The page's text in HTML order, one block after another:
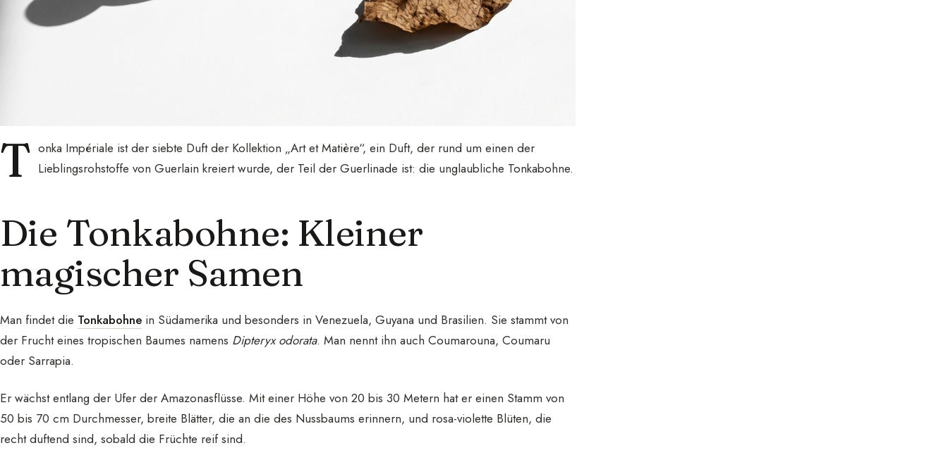
T onka Impériale ist der siebte Duft der Kollektion „Art et Matière“, ein Duft, der rund um einen der
Lieblingsrohstoffe von Guerlain kreiert wurde, der Teil der Guerlinade ist: die unglaubliche Tonkabohne.
Die Tonkabohne: Kleiner
magischer Samen
Man findet die Tonkabohne in Südamerika und besonders in Venezuela, Guyana und Brasilien. Sie stammt von
der Frucht eines tropischen Baumes namens Dipteryx odorata. Man nennt ihn auch Coumarouna, Coumaru
oder Sarrapia.
Er wächst entlang der Ufer der Amazonasflüsse. Mit einer Höhe von 20 bis 30 Metern hat er einen Stamm von
50 bis 70 cm Durchmesser, breite Blätter, die an die des Nussbaums erinnern, und rosa-violette Blüten, die
recht duftend sind, sobald die Früchte reif sind.